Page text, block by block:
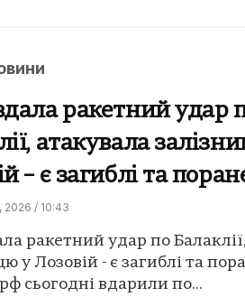
ракетний удар
атакувала
– є загиблі та
/ 10:43
ракетний удар по
у Лозовій - є загиблі та
сьогодні вдарили по...